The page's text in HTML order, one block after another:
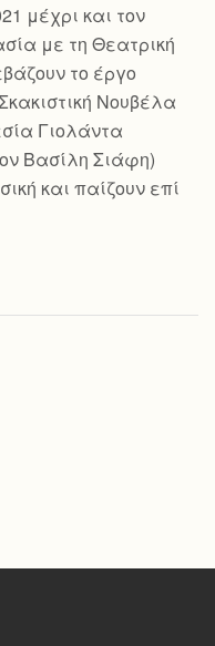
μέχρι και τον
με τη Θεατρική
το έργο
Νουβέλα
Γιολάντα
Βασίλη Σιάφη)
και παίζουν επί